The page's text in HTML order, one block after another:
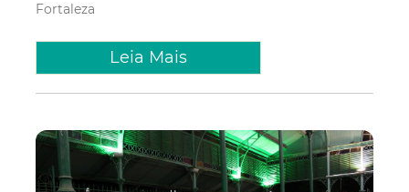
Fortaleza
Leia Mais